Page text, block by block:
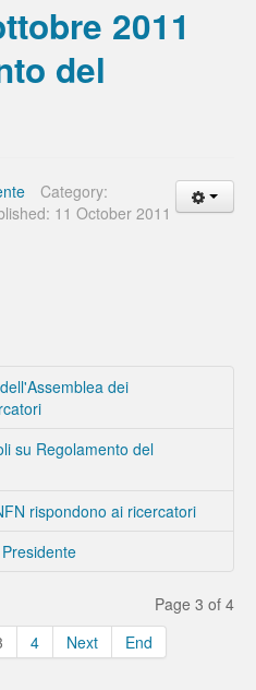
2011
del
Category:
11 October 2011
dei
su Regolamento del
rispondono ai ricercatori
Page 3 of 4
4 Next End